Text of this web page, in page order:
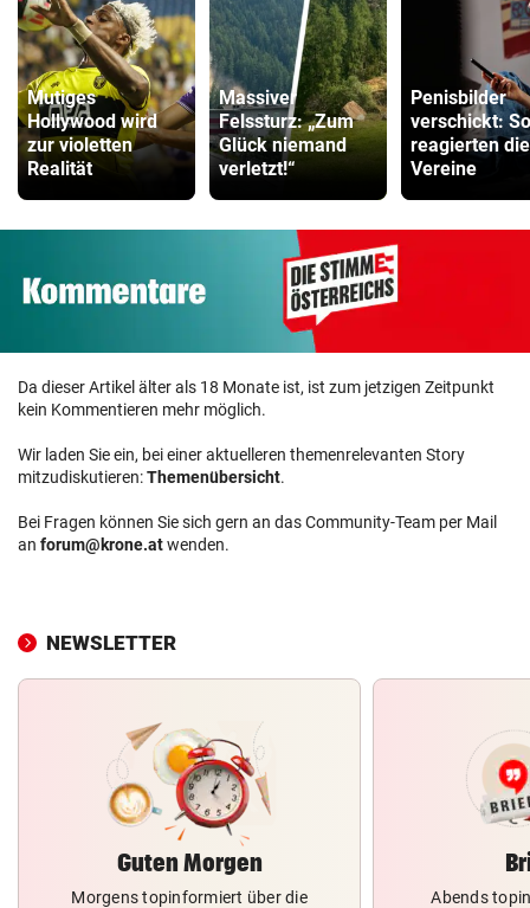
Mutiges
Hollywood wird
zur violetten
Realität
Massiver
Felssturz: „Zum
Glück niemand
verletzt!“
Penisbilder
verschickt: So
reagierten die
Vereine
Da dieser Artikel älter als 18 Monate ist, ist zum jetzigen Zeitpunkt
kein Kommentieren mehr möglich.
Wir laden Sie ein, bei einer aktuelleren themenrelevanten Story
mitzudiskutieren:Themenübersicht.
Bei Fragen können Sie sich gern an das Community-Team per Mail
an forum@krone.atwenden.
NEWSLETTER
Guten Morgen
Morgens topinformiert über die
Abends